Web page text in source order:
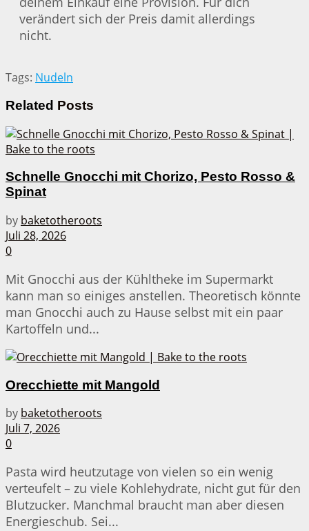
verändert sich der Preis damit allerdings
nicht.
Tags: Nudeln
Related Posts
Schnelle Gnocchi mit Chorizo, Pesto Rosso &
Spinat
by baketotheroots
Juli 28, 2026
0
Mit Gnocchi aus der Kühltheke im Supermarkt
kann man so einiges anstellen. Theoretisch könnte
man Gnocchi auch zu Hause selbst mit ein paar
Kartoffeln und...
Orecchiette mit Mangold
by baketotheroots
Juli 7, 2026
0
Pasta wird heutzutage von vielen so ein wenig
verteufelt – zu viele Kohlehydrate, nicht gut für den
Blutzucker. Manchmal braucht man aber diesen
Energieschub. Sei...